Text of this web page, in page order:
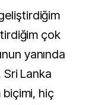
çok
yanında
Sri Lanka
hiç